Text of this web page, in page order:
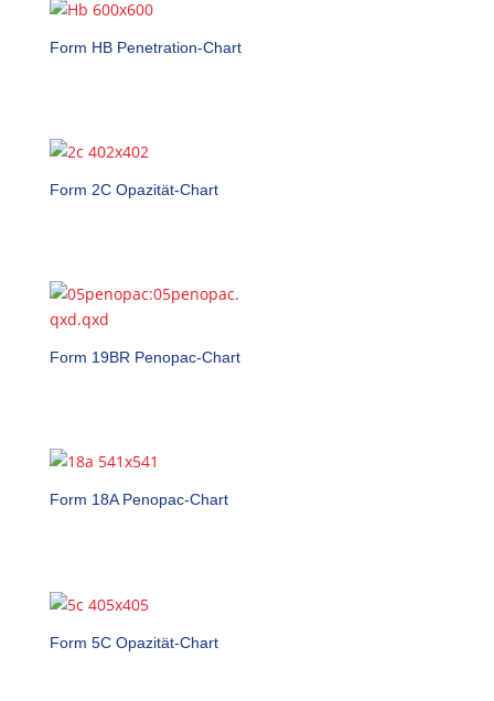
Form HB Penetration-Chart
Form 2C Opazität-Chart
Form 19BR Penopac-Chart
Form 18A Penopac-Chart
Form 5C Opazität-Chart